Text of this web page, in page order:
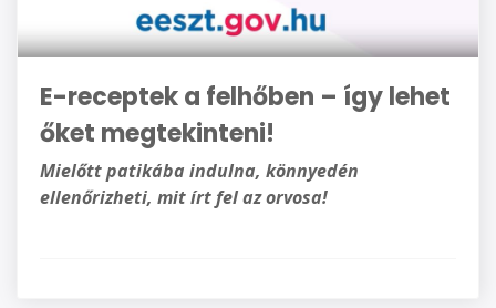
E-receptek a felhőben – így lehet
őket megtekinteni!
Mielőtt patikába indulna, könnyedén
ellenőrizheti, mit írt fel az orvosa!